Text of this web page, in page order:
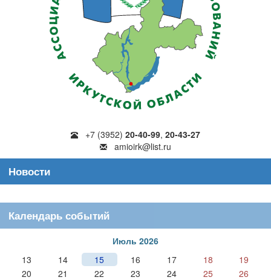
+7 (3952) 20-40-99, 20-43-27
amioirk@list.ru
Новости
Календарь событий
Июль 2026
13
14 15 16 17 18
19
20
21 22 23 24 25
26